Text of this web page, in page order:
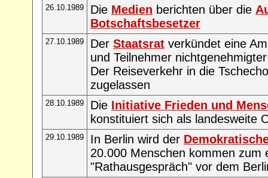
26.10.1989 Die Medien berichten über die
Botschaftsbesetzer
27.10.1989 Der Staatsrat verkündet eine
und Teilnehmer
Der Reiseverkehr in die
zugelassen
28.10.1989 Die Initiative Frieden und
konstituiert sich als landesweite
29.10.1989 In Berlin wird der
20.000 Menschen kommen zum
"Rathausgespräch" vor dem